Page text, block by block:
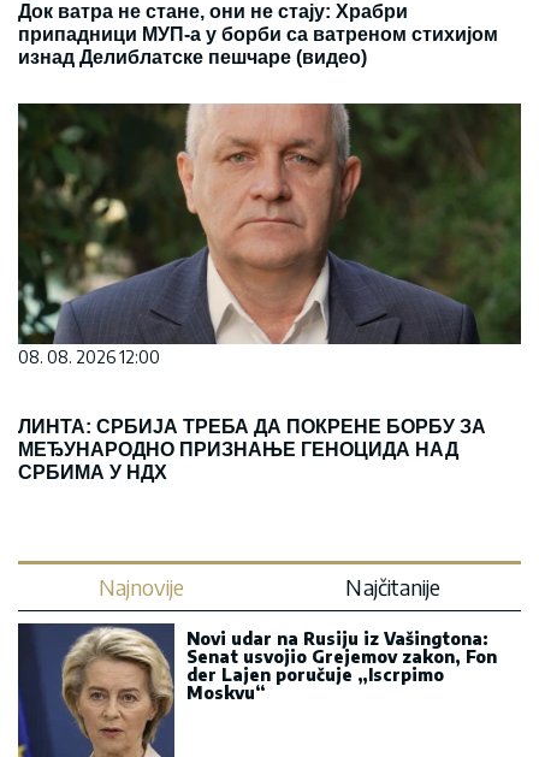
Док ватра не стане, они не стају: Храбри
припадници МУП-а у борби са ватреном стихијом
изнад Делиблатске пешчаре (видео)
08. 08. 2026 12:00
ЛИНТА: СРБИЈА ТРЕБА ДА ПОКРЕНЕ БОРБУ ЗА
МЕЂУНАРОДНО ПРИЗНАЊЕ ГЕНОЦИДА НАД
СРБИМА У НДХ
Najnovije Najčitanije
Novi udar na Rusiju iz Vašingtona:
Senat usvojio Grejemov zakon, Fon
der Lajen poručuje „Iscrpimo
Moskvu“